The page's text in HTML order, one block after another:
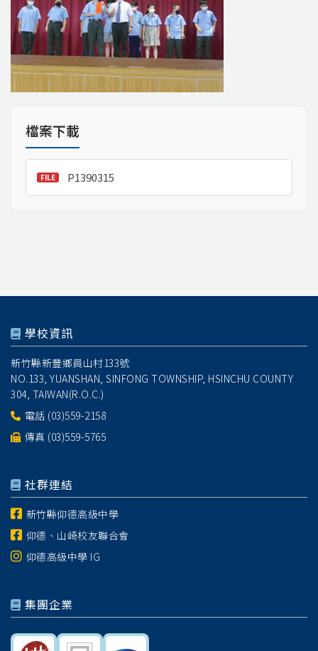
檔案下載
P1390315
學校資訊
新竹縣新豐鄉員山村133號
NO.133, YUANSHAN, SINFONG TOWNSHIP, HSINCHU COUNTY
304, TAIWAN(R.O.C.)
電話 (03)559-2158
傳真 (03)559-5765
社群連結
新竹縣仰德高級中學
仰德、山崎校友聯合會
仰德高級中學 IG
集團企業